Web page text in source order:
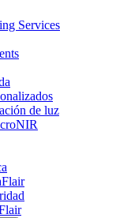
Services
de luz